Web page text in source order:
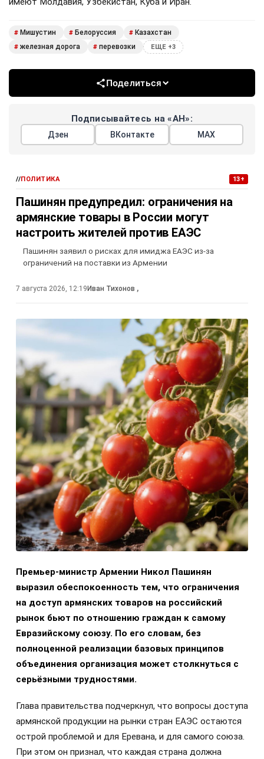
# Мишустин # Белоруссия # Казахстан
# железная дорога # перевозки ЕЩЕ +3
Поделиться
Подписывайтесь на «АН»:
Дзен ВКонтакте МАХ
//ПОЛИТИКА 13+
Пашинян предупредил: ограничения на
армянские товары в России могут
настроить жителей против ЕАЭС
Пашинян заявил о рисках для имиджа ЕАЭС из-за
ограничений на поставки из Армении
7 августа 2026, 12:19 Иван Тихонов ,
Премьер-министр Армении Никол Пашинян
выразил обеспокоенность тем, что ограничения
на доступ армянских товаров на российский
рынок бьют по отношению граждан к самому
Евразийскому союзу. По его словам, без
полноценной реализации базовых принципов
объединения организация может столкнуться с
серьёзными трудностями.
Глава правительства подчеркнул, что вопросы доступа
армянской продукции на рынки стран ЕАЭС остаются
острой проблемой и для Еревана, и для самого союза.
При этом он признал, что каждая страна должна